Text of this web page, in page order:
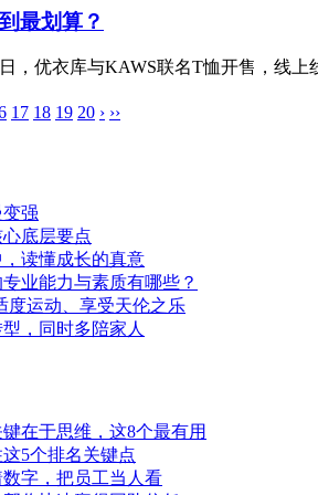
最划算？
，优衣库与KAWS联名T恤开售，线
17 18 19 20 › ››
强
底层要点
读懂成长的真意
业能力与素质有哪些？
度运动、享受天伦之乐
，同时多陪家人
在于思维，这8个最有用
5个排名关键点
字，把员工当人看